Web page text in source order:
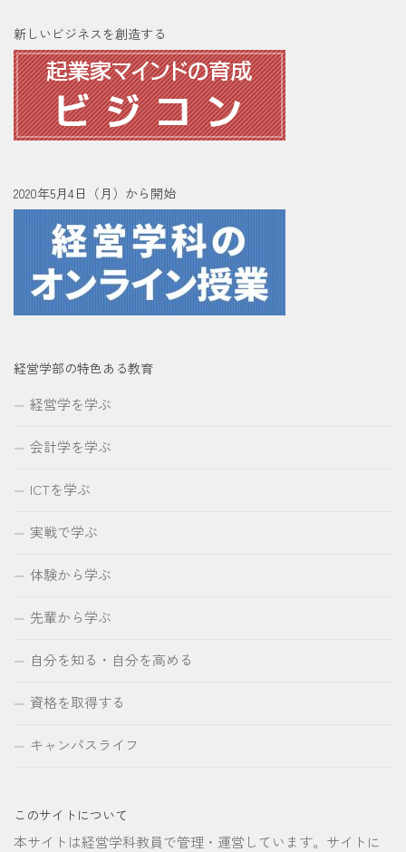
新しいビジネスを創造する
2020年5月4日（月）から開始
経営学部の特色ある教育
経営学を学ぶ
会計学を学ぶ
ICTを学ぶ
実戦で学ぶ
体験から学ぶ
先輩から学ぶ
自分を知る・自分を高める
資格を取得する
キャンパスライフ
このサイトについて
本サイトは経営学科教員で管理・運営しています。サイトに